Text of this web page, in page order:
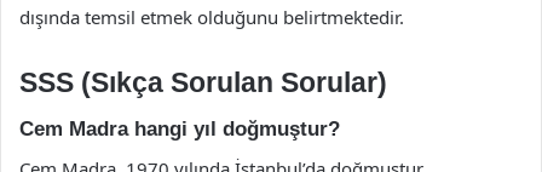
dışında temsil etmek olduğunu belirtmektedir.
SSS (Sıkça Sorulan Sorular)
Cem Madra hangi yıl doğmuştur?